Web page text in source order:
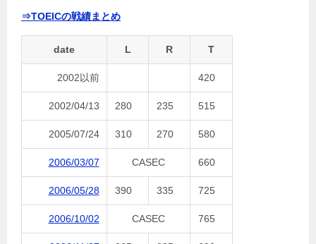
⇒TOEICの戦績まとめ
date L R T
2002以前 420
2002/04/13 280 235 515
2005/07/24 310 270 580
2006/03/07 CASEC 660
2006/05/28 390 335 725
2006/10/02 CASEC 765